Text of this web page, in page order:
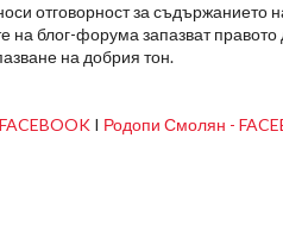
отговорност за съдържанието
на блог-форума запазват
на добрия тон.
I Родопи Смолян -